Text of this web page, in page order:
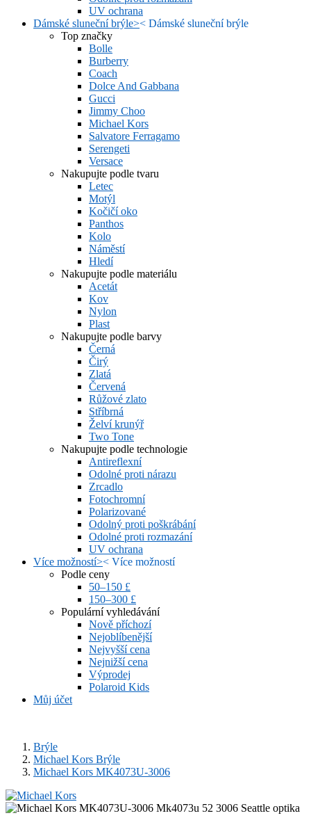
UV ochrana
Dámské sluneční brýle>< Dámské sluneční brýle
Top značky
Bolle
Burberry
Coach
Dolce And Gabbana
Gucci
Jimmy Choo
Michael Kors
Salvatore Ferragamo
Serengeti
Versace
Nakupujte podle tvaru
Letec
Motýl
Kočičí oko
Panthos
Kolo
Náměstí
Hledí
Nakupujte podle materiálu
Acetát
Kov
Nylon
Plast
Nakupujte podle barvy
Černá
Čirý
Zlatá
Červená
Růžové zlato
Stříbrná
Želví krunýř
Two Tone
Nakupujte podle technologie
Antireflexní
Odolné proti nárazu
Zrcadlo
Fotochromní
Polarizované
Odolný proti poškrábání
Odolné proti rozmazání
UV ochrana
Více možností>< Více možností
Podle ceny
50–150 £
150–300 £
Populární vyhledávání
Nově příchozí
Nejoblíbenější
Nejvyšší cena
Nejnižší cena
Výprodej
Polaroid Kids
Můj účet
Brýle
Michael Kors Brýle
Michael Kors MK4073U-3006